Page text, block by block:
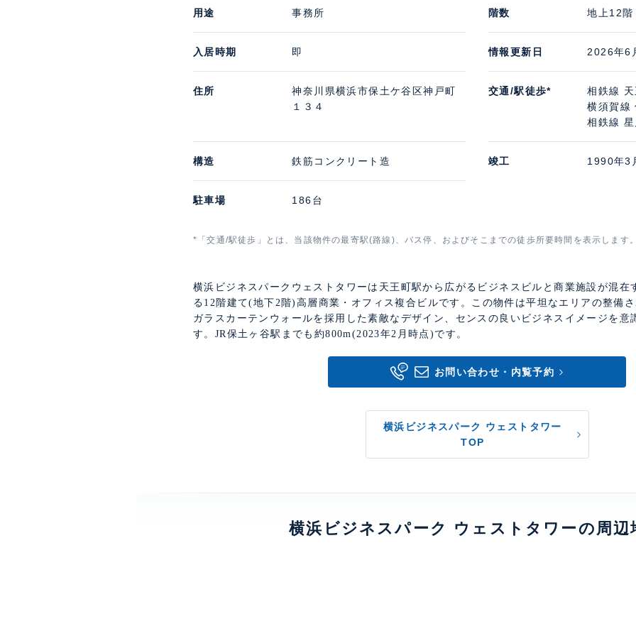
用途 事務所 階数 地上12
入居時期 即 情報更新日 2026年6
住所
神奈川県横浜市保土ケ谷区神戸町
１３４
交通/駅徒歩*
相鉄線
横須賀線
相鉄線
構造 鉄筋コンクリート造 竣工 1990年3
駐車場 186台
*「交通/駅徒歩」とは、当該物件の最寄駅(路線)、バス停、およびそこまでの徒歩所要時間を表示します
横浜ビジネスパークウェストタワーは天王町駅から広がるビジネスビルと商業施設が混在
る12階建て(地下2階)高層商業・オフィス複合ビルです。この物件は平坦なエリアの整備
ガラスカーテンウォールを採用した素敵なデザイン、センスの良いビジネスイメージを意
す。JR保土ヶ谷駅までも約800m(2023年2月時点)です。
お問い合わせ・内覧予約
横浜ビジネスパーク ウェストタワー
TOP
横浜ビジネスパーク ウェストタワーの周辺